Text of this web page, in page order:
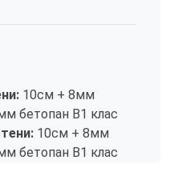
10см + 8мм
бетопан B1 клас
10см + 8мм
бетопан B1 клас